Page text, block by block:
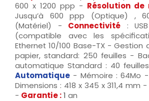
600 x 1200 ppp - Résolution
Jusqu’à 600 ppp (Optique) ,
(Matériel) - Connectivité :
(compatible avec les
Ethernet 10/100 Base-TX - Gestion
papier, standard: 250 feuilles -
automatique Standard : 40
Automatique - Mémoire : 64Mo
Dimensions : 418 x 345 x 311,4 mm -
- Garantie :1 an